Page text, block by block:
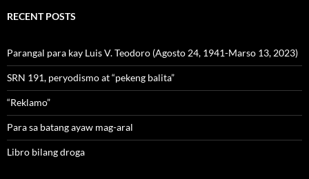
RECENT POSTS
Parangal para kay Luis V. Teodoro (Agosto 24, 1941-Marso 13, 2023)
SRN 191, peryodismo at “pekeng balita”
“Reklamo”
Para sa batang ayaw mag-aral
Libro bilang droga